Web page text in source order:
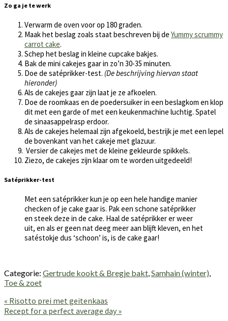
Zo ga je te werk
Verwarm de oven voor op 180 graden.
Maak het beslag zoals staat beschreven bij de Yummy scrummy
carrot cake.
Schep het beslag in kleine cupcake bakjes.
Bak de mini cakejes gaar in zo’n 30-35 minuten.
Doe de satéprikker-test. (De beschrijving hiervan staat
hieronder)
Als de cakejes gaar zijn laat je ze afkoelen.
Doe de roomkaas en de poedersuiker in een beslagkom en klop
dit met een garde of met een keukenmachine luchtig. Spatel
de sinaasappelrasp erdoor.
Als de cakejes helemaal zijn afgekoeld, bestrijk je met een lepel
de bovenkant van het cakeje met glazuur.
Versier de cakejes met de kleine gekleurde spikkels.
Ziezo, de cakejes zijn klaar om te worden uitgedeeld!
Satéprikker-test
Met een satéprikker kun je op een hele handige manier
checken of je cake gaar is. Pak een schone satéprikker
en steek deze in de cake. Haal de satéprikker er weer
uit, en als er geen nat deeg meer aan blijft kleven, en het
satéstokje dus ‘schoon’ is, is de cake gaar!
Categorie: Gertrude kookt & Bregje bakt Samhain (winter)
Toe & zoet
Vorig
bericht:
« Risotto prei met geitenkaas
Volgend
Recept for a perfect average day »